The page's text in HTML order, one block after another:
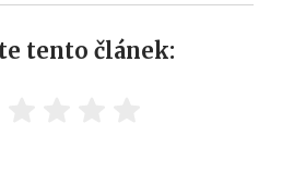
tento článek: